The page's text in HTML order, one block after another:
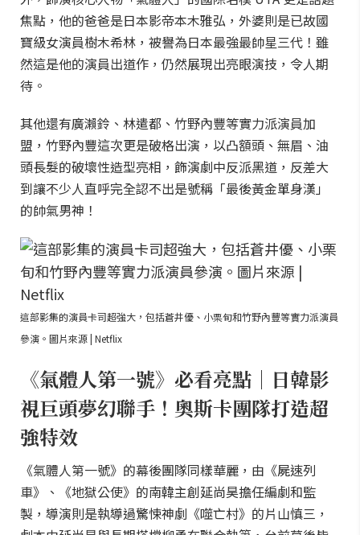
焦點，他的爸爸是日本影帝本木雅弘，外婆則是已故國
寶級女演員樹木希林，被譽為日本最強最帥星三代！雖
然這是他的演員出道作，仍然展現出亮眼演技，令人期
待。
其他還有廣瀨鈴、林遣都、竹野內豐等實力派演員加
盟，竹野內豐這次更是破格出演，以凸額頭、無眉、油
頭長髮的破壞性造型亮相，飾演劇中反派黑道，反差大
到讓不少人直呼完全認不出是號稱「最後黃金單身漢」
的帥氣男神！
這部影集的演員卡司超強大，包括蒼井優、小栗旬和竹野內豐等實力派演員
參演。圖片來源 | Netflix
《氣體人第一號》必看亮點｜日韓影
視巨頭夢幻聯手！奧斯卡團隊打造超
強特效
《氣體人第一號》的幕後團隊同樣華麗，由《屍速列
車》、《地獄公使》的南韓主創延尚昊擔任編劇和監
製，導演則是執導過驚悚神劇《噬亡村》的片山慎三，